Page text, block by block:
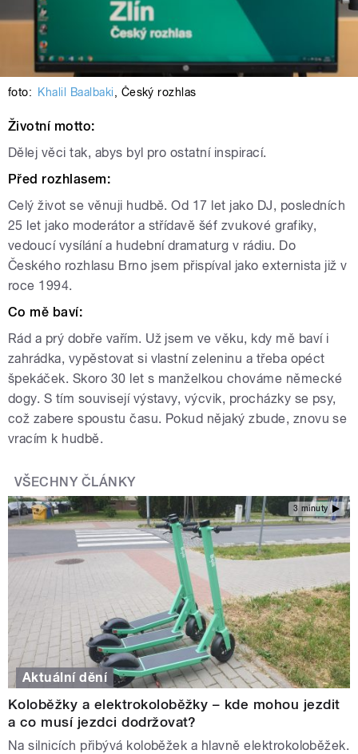
foto: Khalil Baalbaki, Český rozhlas
Životní motto:
Dělej věci tak, abys byl pro ostatní inspirací.
Před rozhlasem:
Celý život se věnuji hudbě. Od 17 let jako DJ, posledních
25 let jako moderátor a střídavě šéf zvukové grafiky,
vedoucí vysílání a hudební dramaturg v rádiu. Do
Českého rozhlasu Brno jsem přispíval jako externista již v
roce 1994.
Co mě baví:
Rád a prý dobře vařím. Už jsem ve věku, kdy mě baví i
zahrádka, vypěstovat si vlastní zeleninu a třeba opéct
špekáček. Skoro 30 let s manželkou chováme německé
dogy. S tím souvisejí výstavy, výcvik, procházky se psy,
což zabere spoustu času. Pokud nějaký zbude, znovu se
vracím k hudbě.
VŠECHNY ČLÁNKY
3 minuty
Aktuální dění
Koloběžky a elektrokoloběžky – kde mohou jezdit
a co musí jezdci dodržovat?
Na silnicích přibývá koloběžek a hlavně elektrokoloběžek.